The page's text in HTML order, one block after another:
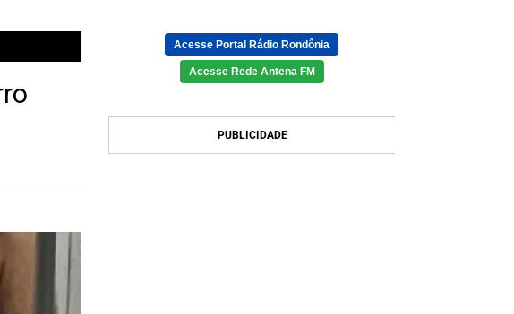
Acesse Portal Rádio Rondônia
Acesse Rede Antena FM
PUBLICIDADE